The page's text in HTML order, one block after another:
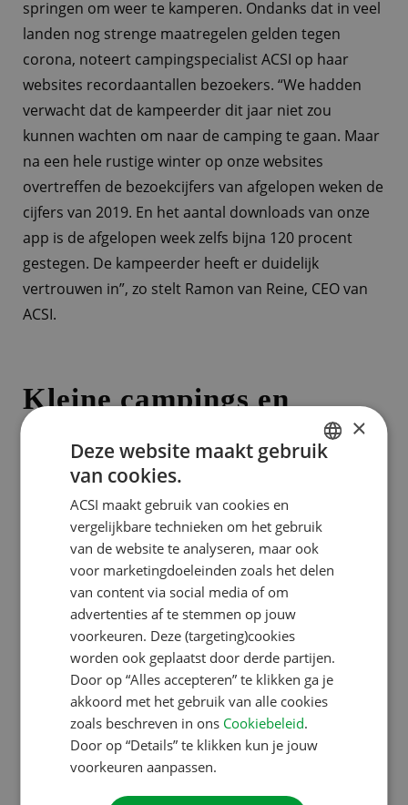
springen om weer te kamperen. Ondanks dat in veel
landen nog strenge maatregelen gelden tegen
corona, noteert campingspecialist ACSI op haar
websites recordaantallen bezoekers. “We hadden
verwacht dat de kampeerder dit jaar niet zou
kunnen wachten om naar de camping te gaan. Maar
na een hele rustige winter op onze websites
overtreffen de bezoekcijfers van afgelopen weken de
cijfers van 2019. En het aantal downloads van onze
app is de afgelopen week zelfs bijna 120 procent
gestegen. De kampeerder heeft er duidelijk
vertrouwen in”, zo stelt Ramon van Reine, CEO van
ACSI.
Kleine campings en
kamperen in het
laagseizoen populair
De afgelopen week schieten de bezoekcijfers op alle
sites van ACSI omhoog. Daaruit valt een aantal
trends af te lezen. Zo is het laagseizoen voor veel
Nederlanders een steeds geliefder seizoen om in te
kamperen. Met een groei van 69% voor
CampingCard.nlis het duidelijk dat Nederlanders
een steeds grotere fan worden van deze
kortingskaart voor het laagseizoen. Verder hebben
de kleine en gemoedelijke campings ook aan
populariteit gewonnen. Met een plus van 61% scoort
Kleinenfijncampings.nl
GERMAN
SPANISH
SWEDISH
×
Deze website maakt gebruik
van cookies.
ACSI maakt gebruik van cookies en
vergelijkbare technieken om het gebruik
van de website te analyseren, maar ook
voor marketingdoeleinden zoals het delen
van content via social media of om
advertenties af te stemmen op jouw
voorkeuren. Deze (targeting)cookies
worden ook geplaatst door derde partijen.
Door op “Alles accepteren” te klikken ga je
akkoord met het gebruik van alle cookies
zoals beschreven in ons Cookiebeleid.
Door op “Details” te klikken kun je jouw
voorkeuren aanpassen.